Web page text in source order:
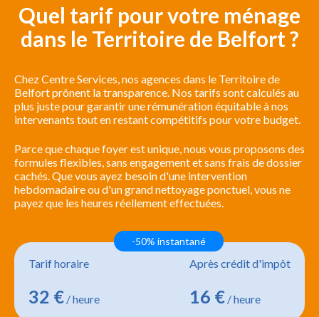
Quel tarif pour votre ménage
dans le Territoire de Belfort ?
Chez Centre Services, nos agences dans le Territoire de
Belfort prônent la transparence. Nos tarifs sont calculés au
plus juste pour garantir une rémunération équitable à nos
intervenants tout en restant compétitifs pour votre budget.
Parce que chaque foyer est unique, nous vous proposons des
formules flexibles, sans engagement et sans frais de dossier
cachés. Que vous ayez besoin d'une intervention
hebdomadaire ou d'un grand nettoyage ponctuel, vous ne
payez que les heures réellement effectuées.
Tarif horaire
32 € / heure
Après crédit d'impôt
16 € / heure
-50% instantané